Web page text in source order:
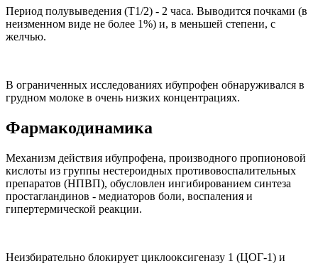
Период полувыведения (Т1/2) - 2 часа. Выводится почками (в
неизменном виде не более 1%) и, в меньшей степени, с
желчью.
В ограниченных исследованиях ибупрофен обнаруживался в
грудном молоке в очень низких концентрациях.
Фармакодинамика
Механизм действия ибупрофена, производного пропионовой
кислоты из группы нестероидных противовоспалительных
препаратов (НПВП), обусловлен ингибированием синтеза
простагландинов - медиаторов боли, воспаления и
гипертермической реакции.
Неизбирательно блокирует циклооксигеназу 1 (ЦОГ-1) и